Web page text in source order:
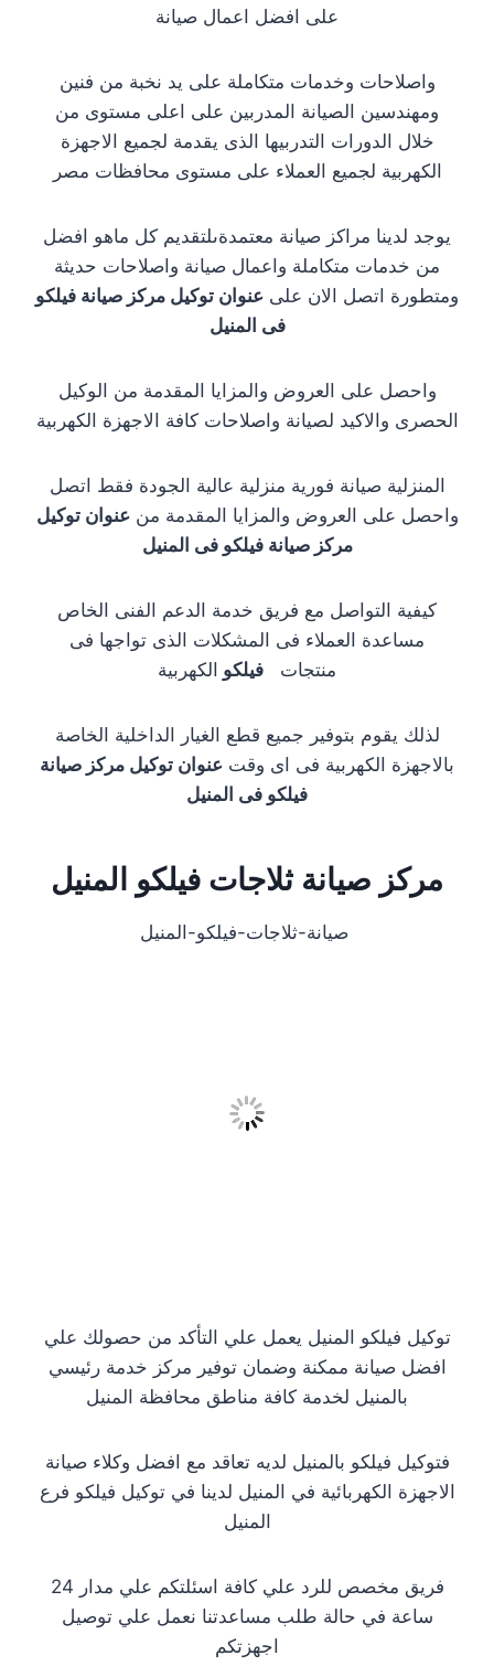
على افضل اعمال صيانة
واصلاحات وخدمات متكاملة على يد نخبة من فنين
ومهندسين الصيانة المدربين على اعلى مستوى من
خلال الدورات التدربيها الذى يقدمة لجميع الاجهزة
الكهربية لجميع العملاء على مستوى محافظات مصر
يوجد لدينا مراكز صيانة معتمدةىلتقديم كل ماهو افضل
من خدمات متكاملة واعمال صيانة واصلاحات حديثة
ومتطورة اتصل الان على عنوان توكيل مركز صيانة فيلكو
فى المنيل
واحصل على العروض والمزايا المقدمة من الوكيل
الحصرى والاكيد لصيانة واصلاحات كافة الاجهزة الكهربية
المنزلية صيانة فورية منزلية عالية الجودة فقط اتصل
واحصل على العروض والمزايا المقدمة منعنوان توكيل
مركز صيانة فيلكو فى المنيل
كيفية التواصل مع فريق خدمة الدعم الفنى الخاص
مساعدة العملاء فى المشكلات الذى تواجها فى
منتجات فيلكو الكهربية
لذلك يقوم بتوفير جميع قطع الغيار الداخلية الخاصة
بالاجهزة الكهربية فى اى وقت عنوان توكيل مركز صيانة
فيلكو فى المنيل
مركز صيانة ثلاجات فيلكو المنيل
صيانة-ثلاجات-فيلكو-المنيل
توكيل فيلكو المنيل يعمل علي التأكد من حصولك علي
افضل صيانة ممكنة وضمان توفير مركز خدمة رئيسي
بالمنيل لخدمة كافة مناطق محافظة المنيل
فتوكيل فيلكو بالمنيل لديه تعاقد مع افضل وكلاء صيانة
الاجهزة الكهربائية في المنيل لدينا في توكيل فيلكو فرع
المنيل
فريق مخصص للرد علي كافة اسئلتكم علي مدار 24
ساعة في حالة طلب مساعدتنا نعمل علي توصيل
اجهزتكم